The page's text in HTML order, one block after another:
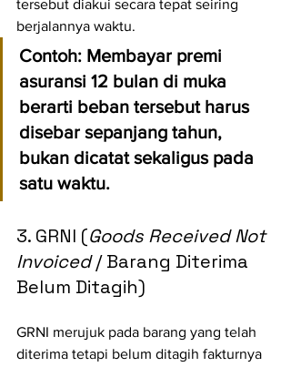
tersebut diakui secara tepat seiring
berjalannya waktu.
Contoh: Membayar premi
asuransi 12 bulan di muka
berarti beban tersebut harus
disebar sepanjang tahun,
bukan dicatat sekaligus pada
satu waktu.
3. GRNI (Goods Received Not
Invoiced / Barang Diterima
Belum Ditagih)
GRNI merujuk pada barang yang telah
diterima tetapi belum ditagih fakturnya